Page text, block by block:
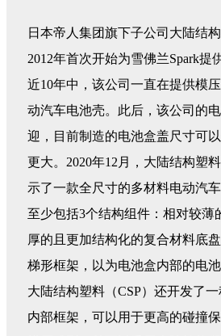
日本帝人集团旗下子公司大陆结
2012年首次开始为雪佛兰Spark提
近10年中，该公司一直在提供模
动汽车电池壳。此后，该公司的
迎，目前制造的电池盒盖尺寸可
更大。2020年12月，大陆结构塑
示了一款全尺寸的多材料电动汽
至少包括3个结构组件：相对较薄
厚的且更加结构化的复合材料底
梯形框架，以为电池盒内部的电池
大陆结构塑料（CSP）还开发了
内部框架，可以用于更高的碰撞